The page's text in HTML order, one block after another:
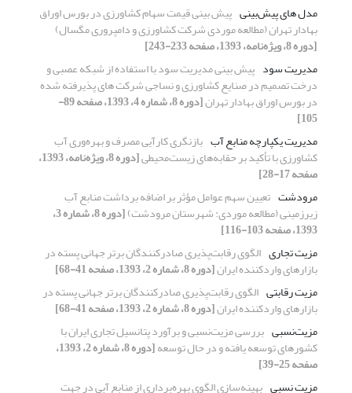
مدل های پیش‌بینی پیش بینی قیمت سهام کشاورزی در بورس اوراق
بهادار تهران (مطالعه موردی شرکت کشاورزی و دامپروری مگسال)
[دوره 8، ویژه‌نامه، 1393، صفحه 233-243]
مدیریت سود پیش بینی مدیریت سود با استفاده از شبکه عصبی و
درخت تصمیم در صنایع کشاورزی و نساجی شرکت های پذیرفته شده
در بورس اوراق بهادار تهران [دوره 8، شماره 4، 1393، صفحه 89-
105]
مدیریت یکپارچه منابع آب بازنگری کارآیی مصرف و بهره‌وری آب
کشاورزی با تأکید بر حقابه‌های زیست‌محیطی [دوره 8، ویژه‌نامه، 1393،
صفحه 17-28]
مرودشت تعیین سهم عوامل مؤثر بر اضافه برداشت منابع آب
زیرزمینی (مطالعه موردی: شهرستان مرودشت) [دوره 8، شماره 3،
1393، صفحه 103-116]
مزیت تجاری الگوی رقابت‌پذیری صادرکنندگان برتر جهانی پسته در
بازارهای واردکننده ایران[دوره 8، شماره 2، 1393، صفحه 41-68]
مزیت رقابتی الگوی رقابت‌پذیری صادرکنندگان برتر جهانی پسته در
بازارهای واردکننده ایران[دوره 8، شماره 2، 1393، صفحه 41-68]
مزیت‌نسبی بررسی مزیت‌نسبی و برآورد پتانسیل تجاری ایران با
کشورهای توسعه یافته و در حال توسعه [دوره 8، شماره 2، 1393،
صفحه 25-39]
مزیت نسبی بهینه‌سازی الگوی بهره‌برداری از منابع آبی در جهت